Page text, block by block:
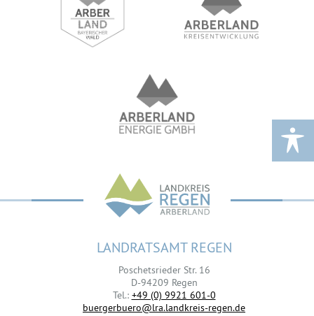
LANDRATSAMT REGEN
Poschetsrieder Str. 16
D-94209 Regen
Tel.: +49 (0) 9921 601-0
buergerbuero@lra.landkreis-regen.de